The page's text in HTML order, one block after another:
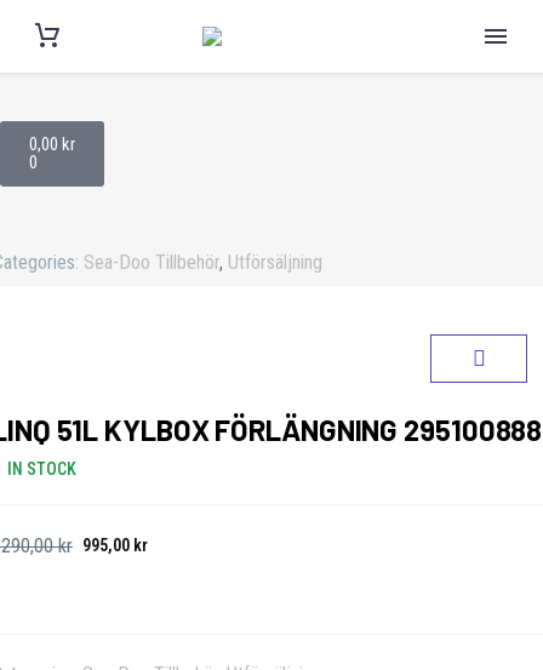
0,00 kr
0
Sea-Doo Tillbehör, Utförsäljning
51L KYLBOX FÖRLÄNGNING 295100888
IN STOCK
kr 995,00 kr